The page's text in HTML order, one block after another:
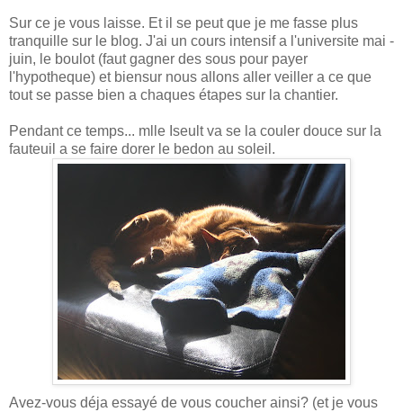
Sur ce je vous laisse. Et il se peut que je me fasse plus
tranquille sur le blog. J'ai un cours intensif a l'universite mai -
juin, le boulot (faut gagner des sous pour payer
l'hypotheque) et biensur nous allons aller veiller a ce que
tout se passe bien a chaques étapes sur la chantier.
Pendant ce temps... mlle Iseult va se la couler douce sur la
fauteuil a se faire dorer le bedon au soleil.
Avez-vous déja essayé de vous coucher ainsi? (et je vous